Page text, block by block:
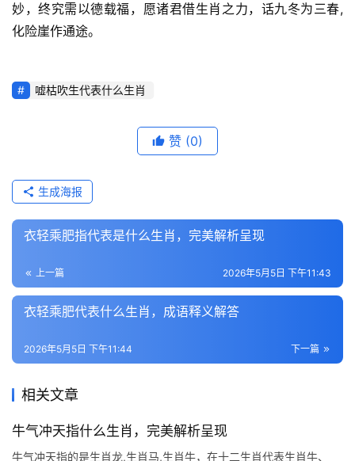
妙，终究需以德载福，愿诸君借生肖之力，话九冬为三春,
化险崖作通途。
嘘枯吹生代表什么生肖
赞 (0)
生成海报
衣轻乘肥指代表是什么生肖，完美解析呈现
上一篇 2026年5月5日 下午11:43
衣轻乘肥代表什么生肖，成语释义解答
下一篇
2026年5月5日 下午11:44
相关文章
牛气冲天指什么生肖，完美解析呈现
牛气冲天指的是生肖龙,生肖马,生肖牛，在十二生肖代表生肖牛、